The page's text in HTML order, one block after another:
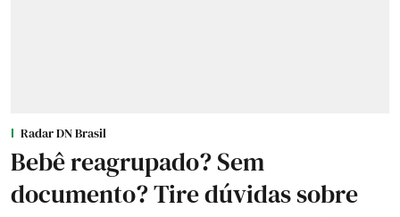
Radar DN Brasil
Bebê reagrupado? Sem
documento? Tire dúvidas sobre